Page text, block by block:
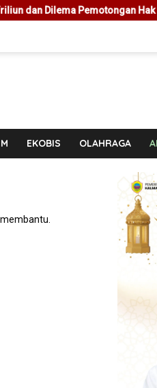
Pemotongan Hak ASN
EKOBIS OLAHRAGA